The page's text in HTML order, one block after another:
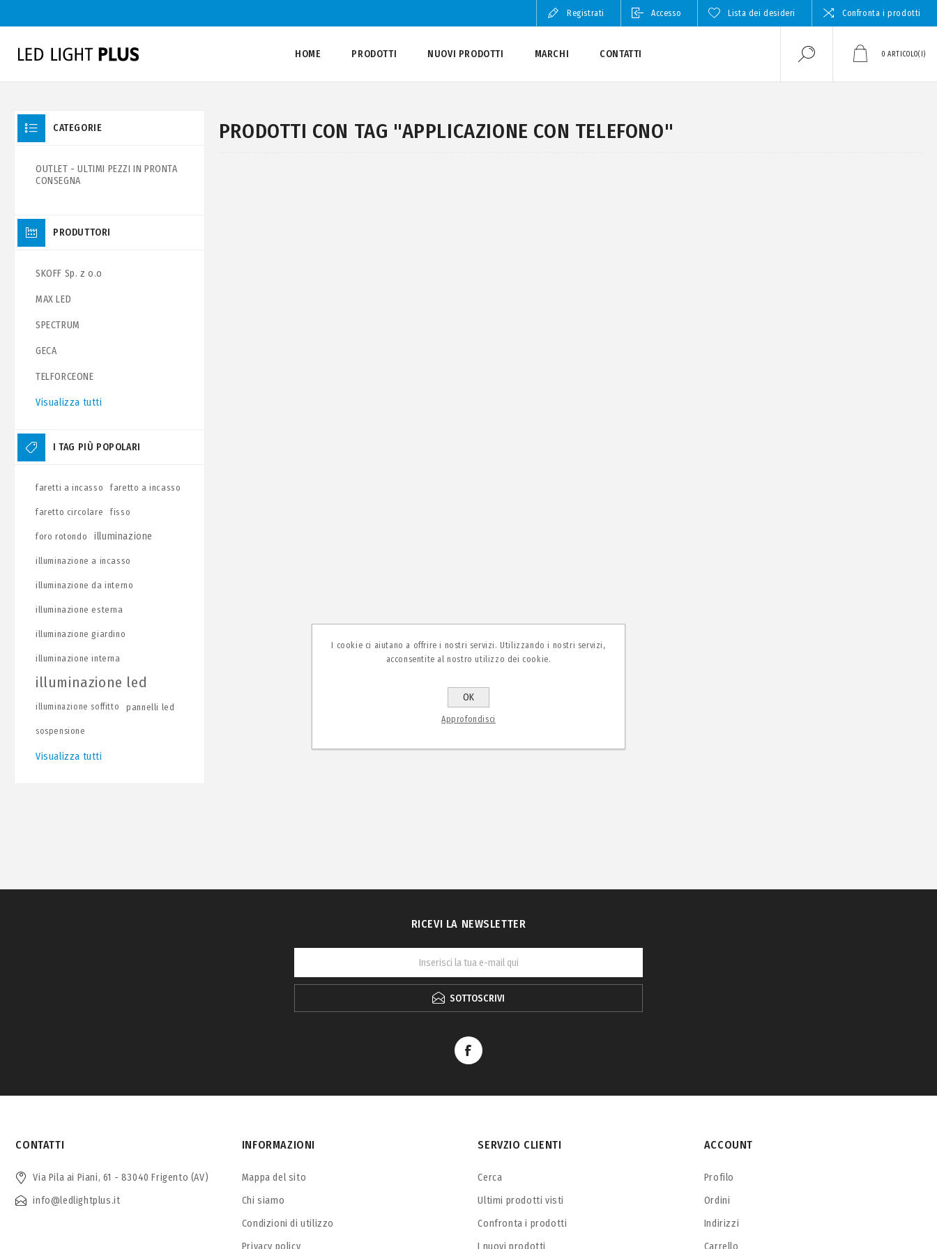
Registrati Accesso Lista dei desideri Confronta i prodotti
HOME PRODOTTI NUOVI PRODOTTI MARCHI CONTATTI 0 ARTICOLO(I)
PRODOTTI CON TAG "APPLICAZIONE CON TELEFONO"
CATEGORIE
OUTLET - ULTIMI PEZZI IN PRONTA
CONSEGNA
PRODUTTORI
SKOFF Sp. z o.o
MAX LED
SPECTRUM
GECA
TELFORCEONE
Visualizza tutti
I TAG PIÙ POPOLARI
faretti a incasso faretto a incasso
faretto circolare fisso
foro rotondo illuminazione
illuminazione a incasso
illuminazione da interno
illuminazione esterna
illuminazione giardino
illuminazione interna
illuminazione led
illuminazione soffitto pannelli led
sospensione
Visualizza tutti
RICEVI LA NEWSLETTER
SOTTOSCRIVI
CONTATTI
Via Pila ai Piani, 61 - 83040 Frigento (AV)
info@ledlightplus.it
INFORMAZIONI
Mappa del sito
Chi siamo
Condizioni di utilizzo
Privacy policy
SERVZIO CLIENTI
Cerca
Ultimi prodotti visti
Confronta i prodotti
I nuovi prodotti
ACCOUNT
Profilo
Ordini
Indirizzi
Carrello
I cookie ci aiutano a offrire i nostri servizi. Utilizzando i nostri servizi,
acconsentite al nostro utilizzo dei cookie.
OK
Approfondisci